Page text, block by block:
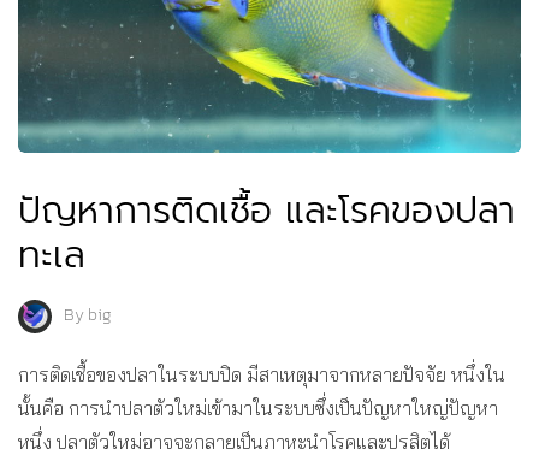
ปัญหาการติดเชื้อ และโรคของปลา
ทะเล
Bybig
การติดเชื้อของปลาในระบบปิด มีสาเหตุมาจากหลายปัจจัย หนึ่งใน
นั้นคือ การนำปลาตัวใหม่เข้ามาในระบบซึ่งเป็นปัญหาใหญ่ปัญหา
หนึ่ง ปลาตัวใหม่อาจจะกลายเป็นภาหะนำโรคและปรสิตได้